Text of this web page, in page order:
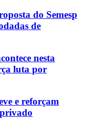
do Semesp
de
nesta
luta por
e reforçam